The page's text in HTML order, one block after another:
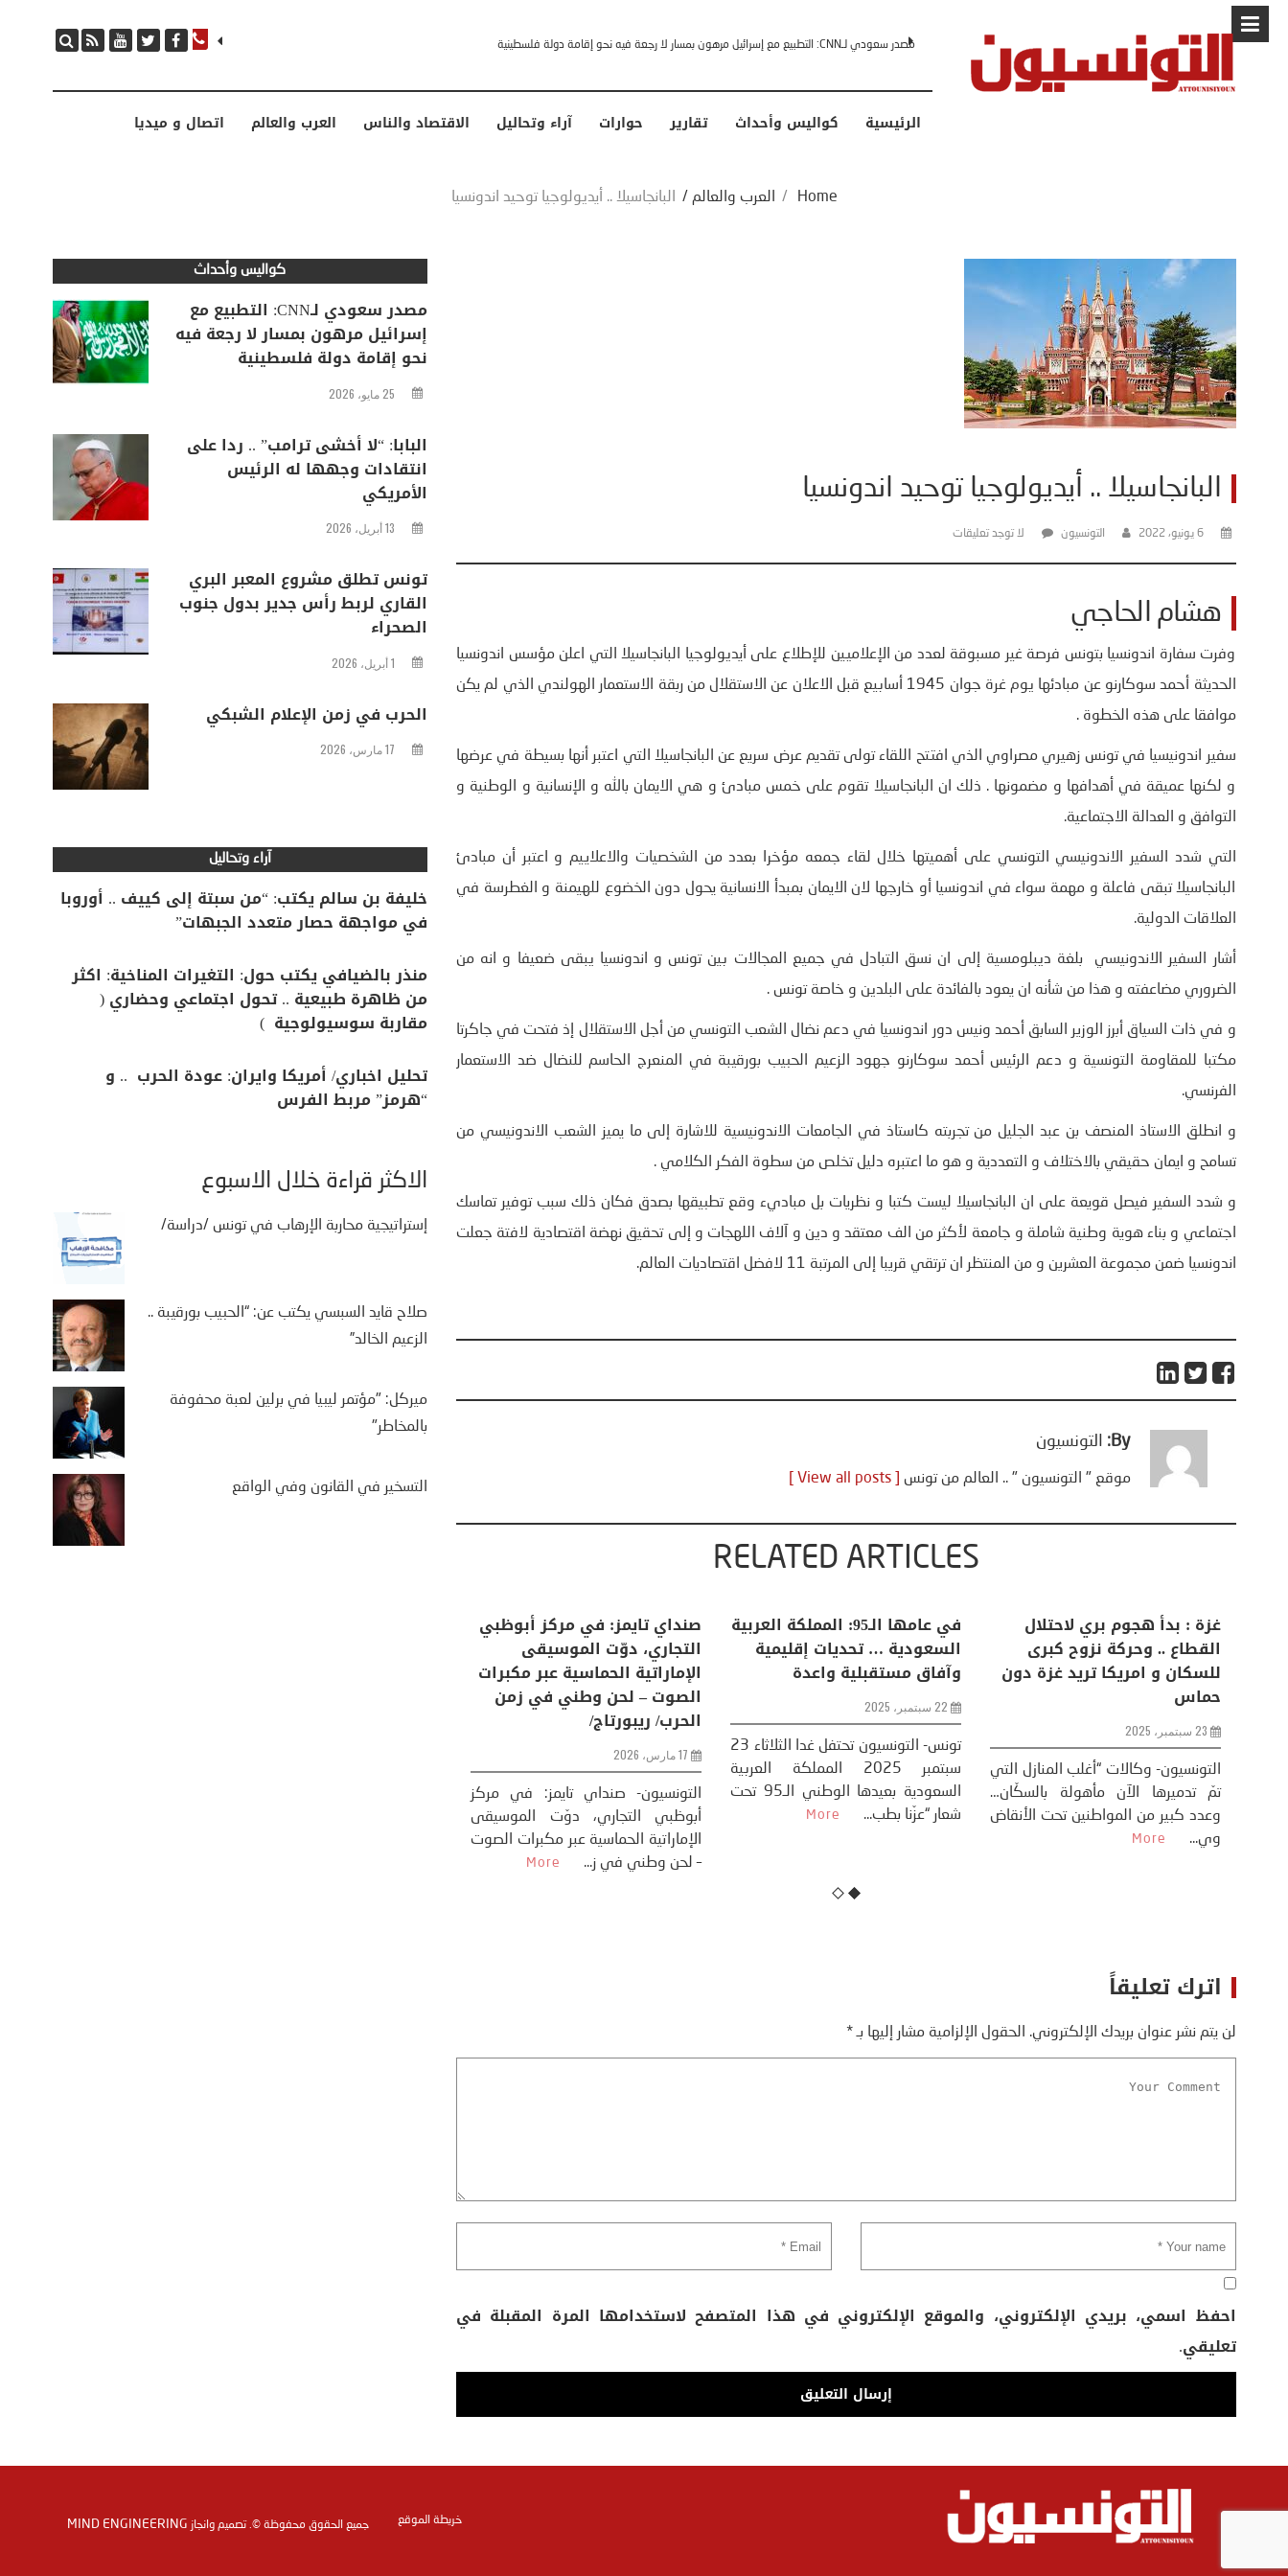
مصدر سعودي لـCNN: التطبيع مع إسرائيل مرهون بمسار لا رجعة فيه نحو إقامة دولة فلسطينية البابا: “لا أخشى ترامب” .. ردا على انتقادات وجهها له الرئيس الأمريكي
الرئيسية كواليس وأحداث تقارير حوارات آراء وتحاليل الاقتصاد والناس العرب والعالم اتصال و ميديا
Home
/ العرب والعالم / البانجاسيلا .. أيديولوجيا توحيد اندونسيا
البانجاسيلا .. أيديولوجيا توحيد اندونسيا
6 يونيو، 2022 التونسيون لا توجد تعليقات
هشام الحاجي
وفرت سفارة اندونسيا بتونس فرصة غير مسبوقة لعدد من الإعلاميين للإطلاع على أيديولوجيا البانجاسيلا التي اعلن مؤسس اندونسيا
الحديثة أحمد سوكارنو عن مبادئها يوم غرة جوان 1945 أسابيع قبل الاعلان عن الاستقلال من ربقة الاستعمار الهولندي الذي لم يكن
موافقا على هذه الخطوة .
سفير اندونيسيا في تونس زهيري مصراوي الذي افتتح اللقاء تولى تقديم عرض سريع عن البانجاسيلا التي اعتبر أنها بسيطة في عرضها
و لكنها عميقة في أهدافها و مضمونها . ذلك ان البانجاسيلا تقوم على خمس مبادئ و هي الايمان بالله و الإنسانية و الوطنية و
التوافق و العدالة الاجتماعية.
التي شدد السفير الاندونيسي التونسي على أهميتها خلال لقاء جمعه مؤخرا بعدد من الشخصيات والاعلاييم و اعتبر أن مبادئ
البانجاسيلا تبقى فاعلة و مهمة سواء في اندونسيا أو خارجها لان الايمان بمبدأ الانسانية يحول دون الخضوع للهيمنة و الغطرسة في
العلاقات الدولية.
أشار السفير الاندونيسي بلغة ديبلومسية إلى ان نسق التبادل في جميع المجالات بين تونس و اندونسيا يبقى ضعيفا و انه من
الضروري مضاعفته و هذا من شأنه ان يعود بالفائدة على البلدين و خاصة تونس .
و في ذات السياق أبرز الوزير السابق أحمد ونيس دور اندونسيا في دعم نضال الشعب التونسي من أجل الاستقلال إذ فتحت في جاكرتا
مكتبا للمقاومة التونسية و دعم الرئيس أحمد سوكارنو جهود الزعيم الحبيب بورقيبة في المنعرج الحاسم للنضال ضد الاستعمار
الفرنسي.
و انطلق الاستاذ المنصف بن عبد الجليل من تجربته كاستاذ في الجامعات الاندونيسية للاشارة إلى ما يميز الشعب الاندونيسي من
تسامح و ايمان حقيقي بالاختلاف و التعددية و هو ما اعتبره دليل تخلص من سطوة الفكر الكلامي .
و شدد السفير فيصل قويعة على ان البانجاسيلا ليست كتبا و نظريات بل مباديء وقع تطبيقها بصدق فكان ذلك سبب توفير تماسك
اجتماعي و بناء هوية وطنية شاملة و جامعة لأكثر من الف معتقد و دين و آلاف اللهجات و إلى تحقيق نهضة اقتصادية لافتة جعلت
اندونسيا ضمن مجموعة العشرين و من المنتظر ان ترتقي قريبا إلى المرتبة 11 لافضل اقتصاديات العالم.
By: التونسيون
موقع " التونسيون " .. العالم من تونس [ View all posts ]
RELATED ARTICLES
في عامها الـ95: المملكة العربية
السعودية … تحديات إقليمية
وآفاق مستقبلية واعدة
22 سبتمبر، 2025
سبتمبر 2025 المملكة العربية
السعودية بعيدها الوطني الـ95 تحت
شعار “عزّنا بطب...
More
غزة : بدأ هجوم بري لاحتلال
القطاع .. وحركة نزوح كبرى
للسكان و امريكا تريد غزة دون
حماس
23 سبتمبر، 2025
التونسيون- وكالات “أغلب المنازل التي
تمّ تدميرها الآن مأهولة بالسكّان…
وعدد كبير من المواطنين تحت الأنقاض
صورة اليوم: رئيس وزراء
بريطانيا يساعد ترمب في
التقاط أوراق الاتفاق التجاري
خلال قمة السبع بكندا
17 يونيو، 2025
صورة اليوم: رئيس وزراء بريطانيا يساعد
ترمب في التقاط أوراق الاتفاق التجاري
خلال قمة السبع بكندا....
More
اترك تعليقاً
لن يتم نشر عنوان بريدك الإلكتروني. الحقول الإلزامية مشار إليها بـ*
احفظ اسمي، بريدي الإلكتروني، والموقع الإلكتروني في هذا المتصفح لاستخدامها المرة المقبلة في
تعليقي.
كواليس وأحداث
مصدر سعودي لـCNN: التطبيع مع
إسرائيل مرهون بمسار لا رجعة فيه
نحو إقامة دولة فلسطينية
25 مايو، 2026
البابا: “لا أخشى ترامب” .. ردا على
انتقادات وجهها له الرئيس
الأمريكي
13 أبريل، 2026
تونس تطلق مشروع المعبر البري
القاري لربط رأس جدير بدول جنوب
الصحراء
1 أبريل، 2026
الحرب في زمن الإعلام الشبكي
17 مارس، 2026
آراء وتحاليل
خليفة بن سالم يكتب: “من سبتة إلى كييف .. أوروبا
في مواجهة حصار متعدد الجبهات”
منذر بالضيافي يكتب حول: التغيرات المناخية: اكثر
من ظاهرة طبيعية .. تحول اجتماعي وحضاري (
مقاربة سوسيولوجية )
تحليل اخباري/ أمريكا وايران: عودة الحرب .. و
“هرمز” مربط الفرس
الأكثر قراءة خلال الأسبوع
إستراتيجية محاربة الإرهاب في تونس /دراسة/
صلاح قايد السبسي يكتب عن: “الحبيب بورقيبة ..
الزعيم الخالد”
ميركل: "مؤتمر ليبيا في برلين لعبة محفوفة
بالمخاطر"
التسخير في القانون وفي الواقع
جميع الحقوق محفوظة ©. تصميم وانجاز MIND ENGINEERING خريطة الموقع